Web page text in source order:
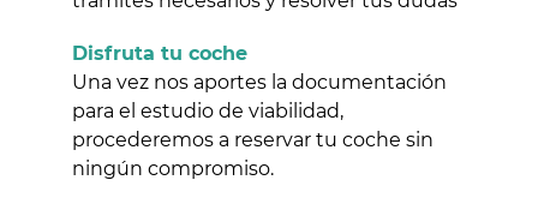
Disfruta tu coche
Una vez nos aportes la documentación
para el estudio de viabilidad,
procederemos a reservar tu coche sin
ningún compromiso.